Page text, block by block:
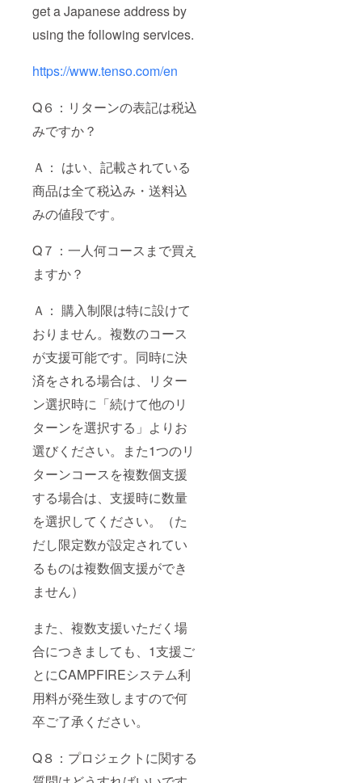
get a Japanese address by
using the following services.
https://www.tenso.com/en
Q６：リターンの表記は税込
みですか？
Ａ： はい、記載されている
商品は全て税込み・送料込
みの値段です。
Q７：一人何コースまで買え
ますか？
Ａ： 購入制限は特に設けて
おりません。複数のコース
が支援可能です。同時に決
済をされる場合は、リター
ン選択時に「続けて他のリ
ターンを選択する」よりお
選びください。また1つのリ
ターンコースを複数個支援
する場合は、支援時に数量
を選択してください。（た
だし限定数が設定されてい
るものは複数個支援ができ
ません）
また、複数支援いただく場
合につきましても、1支援ご
とにCAMPFIREシステム利
用料が発生致しますので何
卒ご了承ください。
Q８：プロジェクトに関する